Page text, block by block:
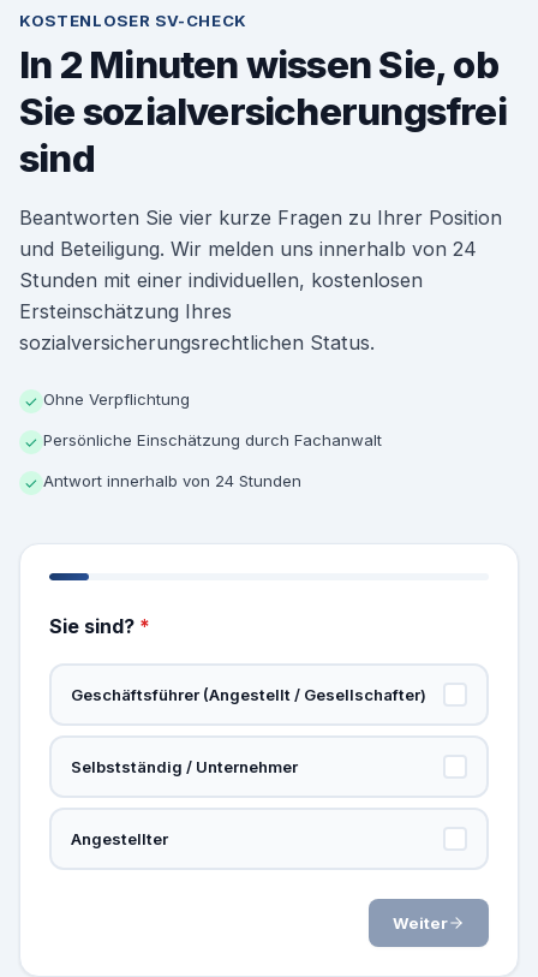
KOSTENLOSER SV-CHECK
In 2 Minuten wissen Sie, ob
Sie sozialversicherungsfrei
sind
Beantworten Sie vier kurze Fragen zu Ihrer Position
und Beteiligung. Wir melden uns innerhalb von 24
Stunden mit einer individuellen, kostenlosen
Ersteinschätzung Ihres
sozialversicherungsrechtlichen Status.
✓ Ohne Verpflichtung
✓ Persönliche Einschätzung durch Fachanwalt
✓ Antwort innerhalb von 24 Stunden
Sie sind? *
Geschäftsführer (Angestellt / Gesellschafter)
Selbstständig / Unternehmer
Angestellter
Weiter